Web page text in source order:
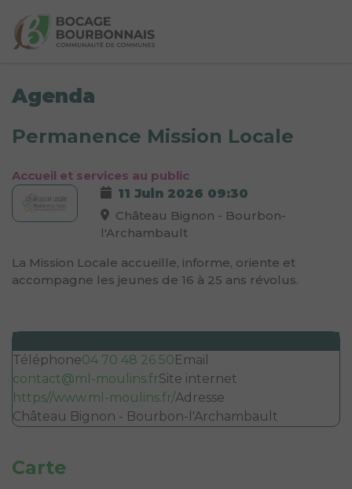
Agenda
Permanence Mission Locale
Accueil et services au public
11 Juin 2026 09:30
Château Bignon - Bourbon-
l'Archambault
La Mission Locale accueille, informe, oriente et
accompagne les jeunes de 16 à 25 ans révolus.
Téléphone04 70 48 26 50Email
contact@ml-moulins.frSite internet
https//www.ml-moulins.fr/Adresse
Château Bignon - Bourbon-l'Archambault
Carte